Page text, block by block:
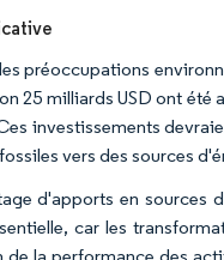
préoccupations
25 milliards USD ont été
investissements
vers des sources
d'apports en sources
car les